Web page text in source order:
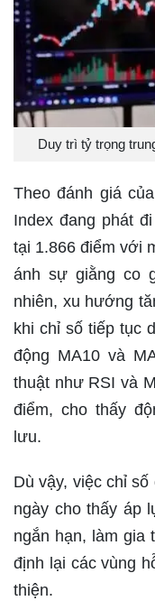
Duy trì tỷ trọng
Theo đánh giá
Index đang phát
tại 1.866 điểm với
ánh sự giằng co
nhiên, xu hướng
khi chỉ số tiếp tục
động MA10 và
thuật như RSI và
điểm, cho thấy
lưu.
Dù vậy, việc chỉ
ngày cho thấy áp
ngắn hạn, làm gia
định lại các vùng
thiện.